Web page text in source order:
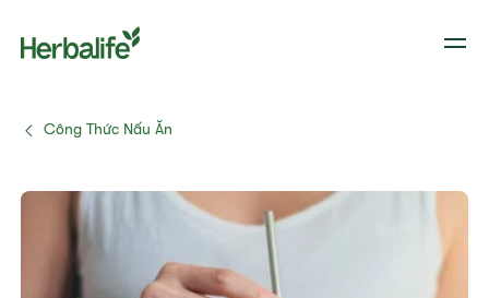
Công Thức Nấu Ăn